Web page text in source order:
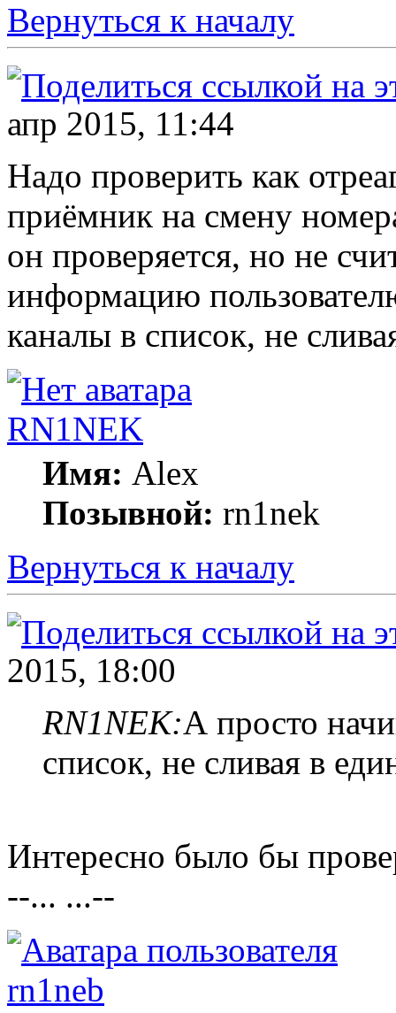
Вернуться к началу
апр 2015, 11:44
Надо проверить как
приёмник на смену
он проверяется, но не
информацию
каналы в список, не
RN1NEK
Имя: Alex
Позывной: rn1nek
Вернуться к началу
2015, 18:00
RN1NEK:А просто
список, не сливая в
Интересно было бы
--... ...--
rn1neb